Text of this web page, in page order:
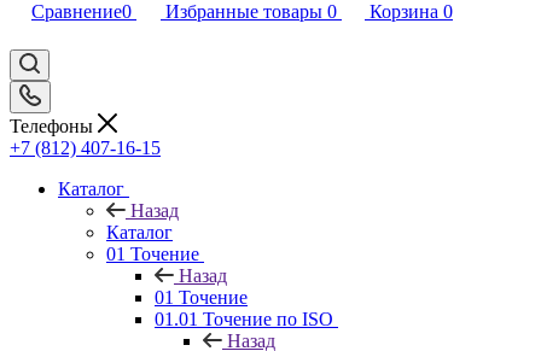
Сравнение0 Избранные товары 0 Корзина 0
Телефоны
+7 (812) 407-16-15
Каталог
Назад
Каталог
01 Точение
Назад
01 Точение
01.01 Точение по ISO
Назад